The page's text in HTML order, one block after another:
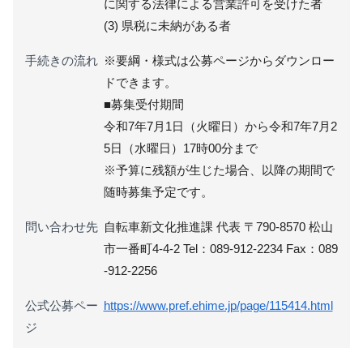
に関する法律による営業許可を受けた者
(3) 県税に未納がある者
手続きの流れ ※要綱・様式は公募ページからダウンロー
ドできます。
■募集受付期間
令和7年7月1日（火曜日）から令和7年7月2
5日（水曜日）17時00分まで
※予算に残額が生じた場合、以降の期間で
随時募集予定です。
問い合わせ先 自転車新文化推進課 代表 〒790-8570 松山
市一番町4-4-2 Tel：089-912-2234 Fax：089
-912-2256
公式公募ペー
ジ
https://www.pref.ehime.jp/page/115414.html